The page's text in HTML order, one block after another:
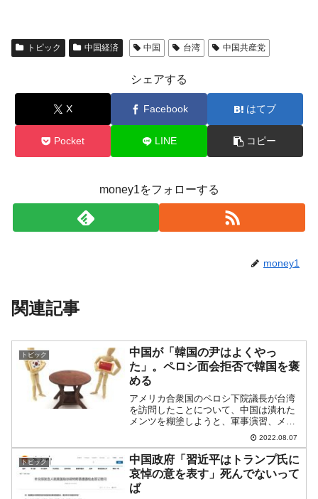
トピック 中国経済 中国 台湾 中国共産党
シェアする
X Facebook はてブ
Pocket LINE コピー
money1をフォローする
money1
関連記事
トピック
中国が「韓国の尹はよくやっ
た」。ペロシ面会拒否で韓国を褒
める
アメリカ合衆国のペロシ下院議長が台湾
を訪問したことについて、中国は潰れた
メンツを糊塗しようと、軍事演習、メデ
ィア報道を繰り出しています。
「ASEAN+3」きっかけで予定されていた
日本・林芳正外務大臣と中国・王毅外相
との会談は、中国側が拒否し...
2022.08.07
トピック
中国政府「習近平はトランプ氏に
哀悼の意を表す」死んでないって
ば